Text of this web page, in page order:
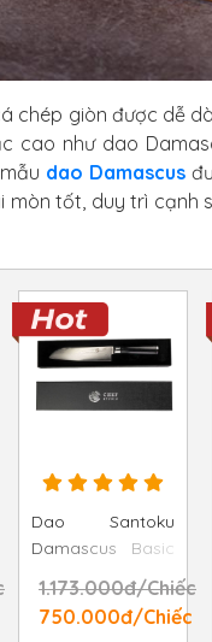
chép giòn được dễ
cao như dao
dao Damascus
mòn tốt, duy trì
Dao Santoku
Damascus Basic
- Chef Studio 17.2
cm
1.173.000đ/Chiếc
750.000đ/Chiếc